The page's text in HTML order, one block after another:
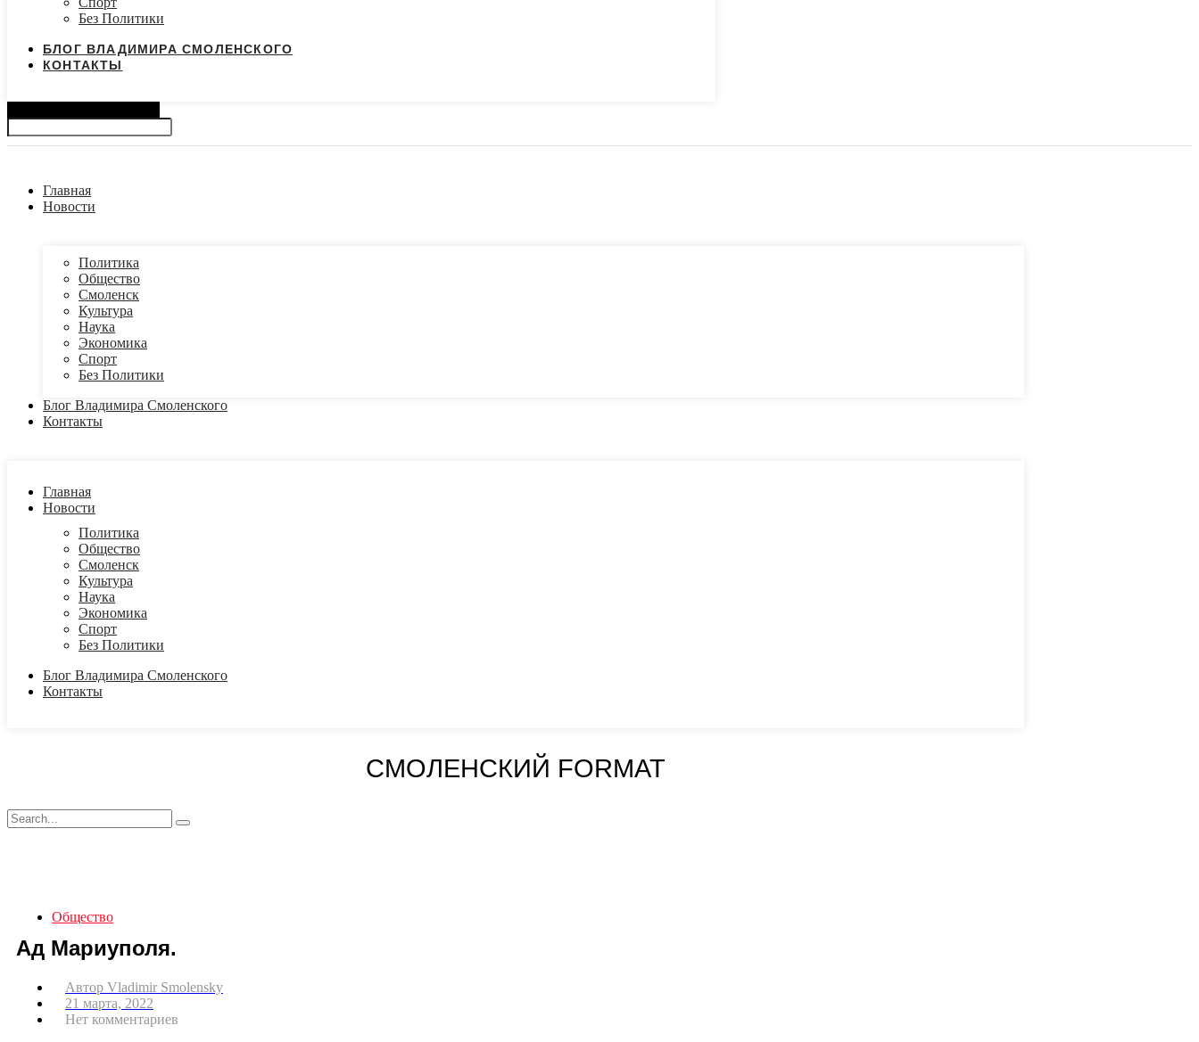
Без Политики
БЛОГ ВЛАДИМИРА СМОЛЕНСКОГО
КОНТАКТЫ
Главная
Новости
Политика
Общество
Смоленск
Культура
Наука
Экономика
Спорт
Без Политики
Блог Владимира Смоленского
Контакты
Главная
Новости
Политика
Общество
Смоленск
Культура
Наука
Экономика
Спорт
Без Политики
Блог Владимира Смоленского
Контакты
СМОЛЕНСКИЙ FORMAT
Общество
Ад Мариуполя.
Автор Vladimir Smolensky
21 марта, 2022
Нет комментариев